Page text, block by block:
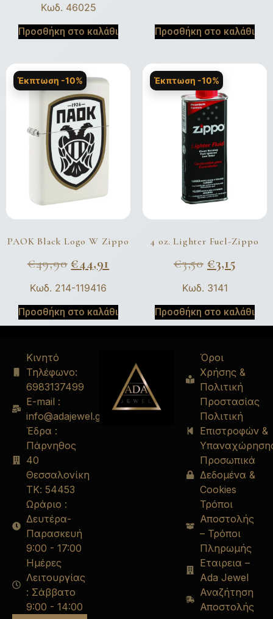
Κωδ. 46025
Προσθήκη στο καλάθι Προσθήκη στο καλάθι
Έκπτωση -10%
PAOK Black Logo W Zippo
€49,90 €44,91
Κωδ. 214-119416
Προσθήκη στο καλάθι
Έκπτωση -10%
4 oz. Lighter Fuel-Zippo
€3,50 €3,15
Κωδ. 3141
Προσθήκη στο καλάθι
Κινητό
Τηλέφωνο:
6983137499
E-mail :
info@adajewel.gr
Έδρα :
Πάρνηθος
40
Θεσσαλονίκη
ΤΚ: 54453
Ωράριο :
Δευτέρα-
Παρασκευή
9:00 - 17:00
Ημέρες
Λειτουργίας
: Σάββατο
9:00 - 14:00
Όροι
Χρήσης &
Πολιτική
Προστασίας
Πολιτική
Επιστροφών &
Προσωπικά
Δεδομένα &
Cookies
Τρόποι
Αποστολής
– Τρόποι
Πληρωμής
Εταιρεια –
Ada Jewel
Αναζήτηση
Αποστολής